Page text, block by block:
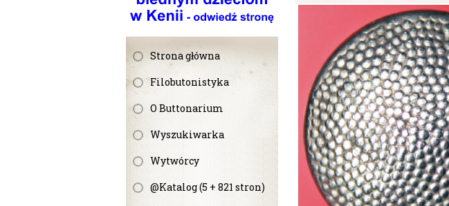
Strona główna
Filobutonistyka
O Buttonarium
Wyszukiwarka
Wytwórcy
@Katalog (5 + 821 stron)